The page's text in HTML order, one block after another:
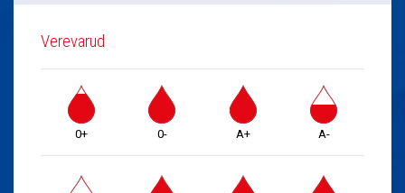
Verevarud
0+ 0- A+ A-